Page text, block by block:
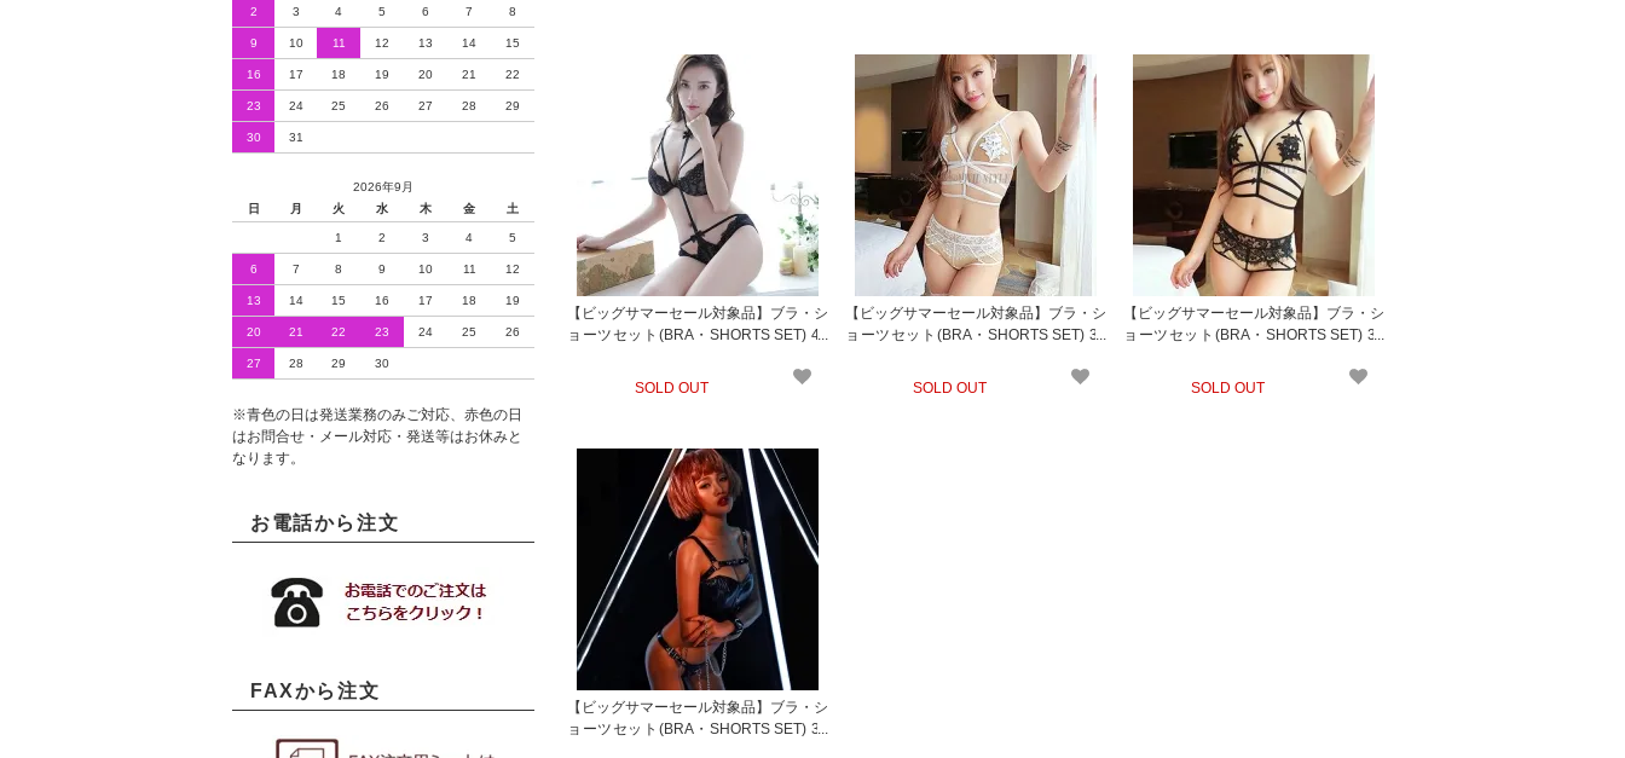
【ビッグサマーセール対象品】ブラ・シ
ョーツセット(BRA・SHORTS SET) 47
SOLD OUT
【ビッグサマーセール対象品】ブラ・シ
ョーツセット(BRA・SHORTS SET) 30
SOLD OUT
【ビッグサマーセール対象品】ブラ・シ
ョーツセット(BRA・SHORTS SET) 30
SOLD OUT
【ビッグサマーセール対象品】ブラ・シ
ョーツセット(BRA・SHORTS SET) 31
2 3 4 5 6 7 8
9 10 11 12 13 14 15
16 17 18 19 20 21 22
23 24 25 26 27 28 29
30 31
2026年9月
日
月 火 水 木 金 土
1 2 3 4 5
6 7 8 9 10 11 12
13 14 15 16 17 18 19
20 21 22 23 24 25 26
27 28 29 30
※青色の日は発送業務のみご対応、赤色の日
はお問合せ・メール対応・発送等はお休みと
なります。
お電話から注文
FAXから注文